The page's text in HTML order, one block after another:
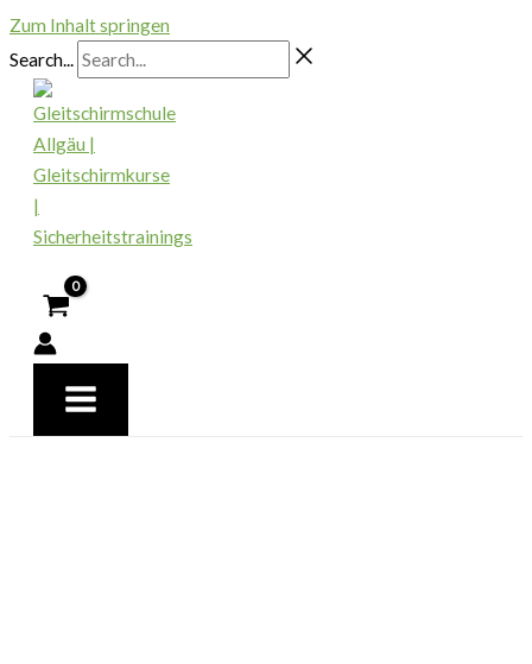
Zum Inhalt springen
Search...